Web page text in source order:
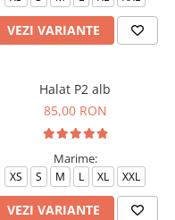
VEZI VARIANTE
Halat P2 alb
85,00 RON
Marime:
XS S M L XL XXL
VEZI VARIANTE